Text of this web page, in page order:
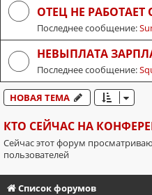
ОТЕЦ НЕ
Последнее сообщение:
НЕВЫПЛАТА
Последнее сообщение:
НОВАЯ ТЕМА
КТО СЕЙЧАС НА
Сейчас этот форум
пользователей
Список форумов